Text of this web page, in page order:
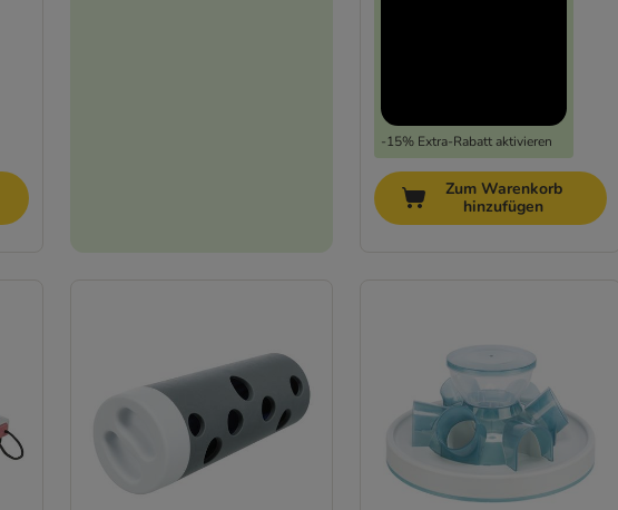
-15% Extra-Rabatt aktivieren
Zum Warenkorb
hinzufügen